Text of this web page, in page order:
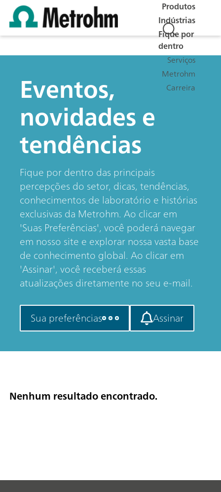
Produtos
Indústrias
Fique por
dentro
Serviços
Metrohm
Carreira
Eventos,
novidades e
tendências
Fique por dentro das principais
percepções do setor, dicas, tendências,
conhecimentos de laboratório e histórias
exclusivas da Metrohm. Ao clicar em
'Suas Preferências', você poderá navegar
em nosso site e explorar nossa vasta base
de conhecimento global. Ao clicar em
'Assinar', você receberá essas
atualizações diretamente no seu e-mail.
Sua preferências Assinar
Nenhum resultado encontrado.